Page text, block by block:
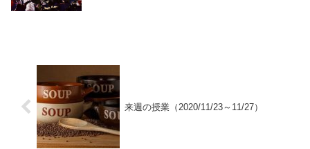
来週の授業（2020/11/23～11/27）